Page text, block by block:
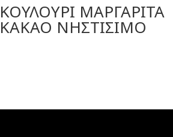
ΚΟΥΛΟΥΡΙ ΜΑΡΓΑΡΙΤΑ
ΚΑΚΑΟ ΝΗΣΤΙΣΙΜΟ